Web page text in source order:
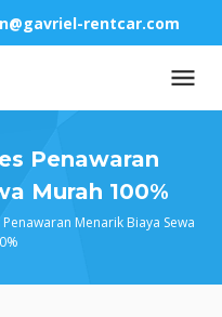
rentcar.com
Penawaran
Murah 100%
Menarik Biaya Sewa